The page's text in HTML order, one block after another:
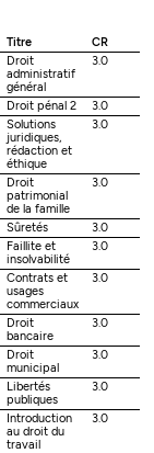
Titre
CR
Droit
administratif
général
3.0
Droit pénal 2
3.0
Solutions
juridiques,
rédaction et
éthique
3.0
Droit
patrimonial
de la famille
3.0
Sûretés
3.0
Faillite et
insolvabilité
3.0
Contrats et
usages
commerciaux
3.0
Droit
bancaire
3.0
Droit
municipal
3.0
Libertés
publiques
3.0
Introduction
au droit du
travail
3.0